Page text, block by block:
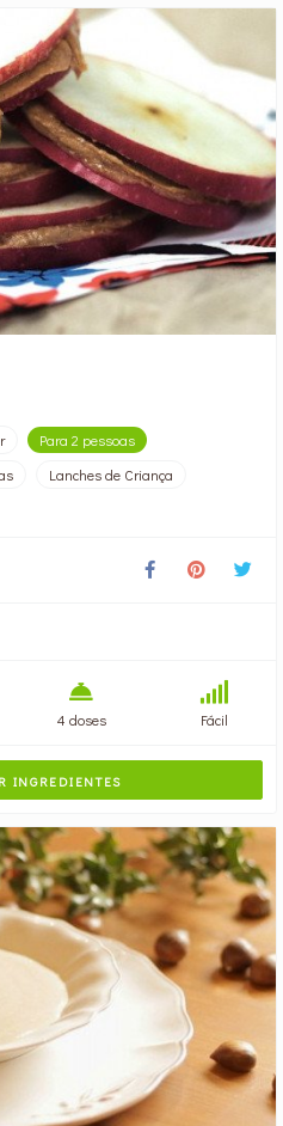
Para 2 pessoas
Lanches de Criança
4 doses Fácil
INGREDIENTES